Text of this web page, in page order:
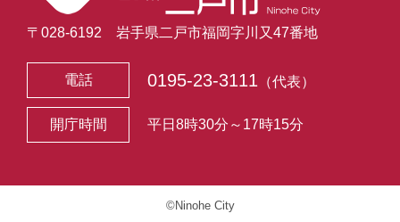
〒028-6192 岩手県二戸市福岡字川又47番地
電話 0195-23-3111 （代表）
開庁時間 平日8時30分～17時15分
©Ninohe City